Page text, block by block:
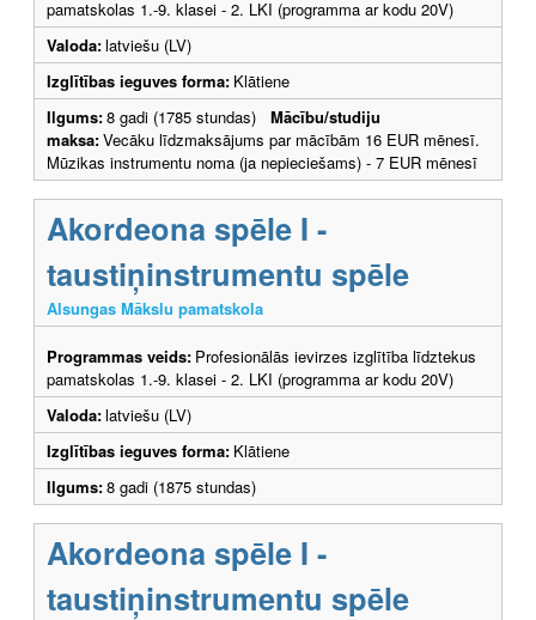
pamatskolas 1.-9. klasei - 2. LKI (programma ar kodu 20V)
Valoda:latviešu (LV)
Izglītības ieguves forma: Klātiene
Ilgums:8 gadi (1785 stundas) Mācību/studiju
maksa:Vecāku līdzmaksājums par mācībām 16 EUR mēnesī.
Mūzikas instrumentu noma (ja nepieciešams) - 7 EUR mēnesī
Akordeona spēle I -
taustiņinstrumentu spēle
Alsungas Mākslu pamatskola
Programmas veids: Profesionālās ievirzes izglītība līdztekus
pamatskolas 1.-9. klasei - 2. LKI (programma ar kodu 20V)
Valoda:latviešu (LV)
Izglītības ieguves forma: Klātiene
Ilgums:8 gadi (1875 stundas)
Akordeona spēle I -
taustiņinstrumentu spēle